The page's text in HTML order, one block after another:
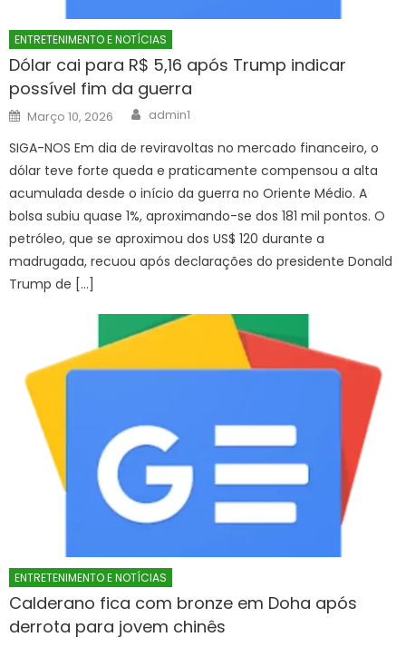
ENTRETENIMENTO E NOTÍCIAS
Dólar cai para R$ 5,16 após Trump indicar
possível fim da guerra
Posted
on
Março 10, 2026 Author
admin1
SIGA-NOS Em dia de reviravoltas no mercado financeiro, o
dólar teve forte queda e praticamente compensou a alta
acumulada desde o início da guerra no Oriente Médio. A
bolsa subiu quase 1%, aproximando-se dos 181 mil pontos. O
petróleo, que se aproximou dos US$ 120 durante a
madrugada, recuou após declarações do presidente Donald
Trump de […]
ENTRETENIMENTO E NOTÍCIAS
Calderano fica com bronze em Doha após
derrota para jovem chinês